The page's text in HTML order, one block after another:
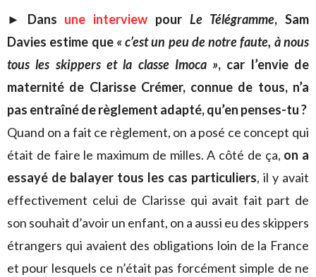
► Dans une interview pour Le Télégramme, Sam
Davies estime que « c’est un peu de notre faute, à nous
tous les skippers et la classe Imoca », car l’envie de
maternité de Clarisse Crémer, connue de tous, n’a
pas entraîné de règlement adapté, qu’en penses-tu ?
Quand on a fait ce règlement, on a posé ce concept qui
était de faire le maximum de milles. A côté de ça, on a
essayé de balayer tous les cas particuliers, il y avait
effectivement celui de Clarisse qui avait fait part de
son souhait d’avoir un enfant, on a aussi eu des skippers
étrangers qui avaient des obligations loin de la France
et pour lesquels ce n’était pas forcément simple de ne